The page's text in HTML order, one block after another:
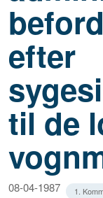
efter
til de
08-04-1987 1.